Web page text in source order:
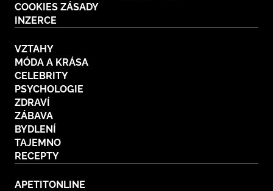
COOKIES ZÁSADY
INZERCE
VZTAHY
MÓDA A KRÁSA
CELEBRITY
PSYCHOLOGIE
ZDRAVÍ
ZÁBAVA
BYDLENÍ
TAJEMNO
RECEPTY
APETITONLINE